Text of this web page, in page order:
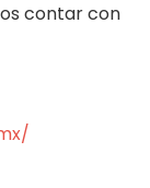
contar con